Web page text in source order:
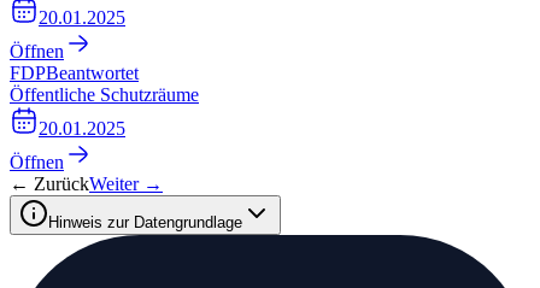
20.01.2025
Öffnen
FDPBeantwortet
Öffentliche Schutzräume
20.01.2025
Öffnen
← ZurückWeiter →
Hinweis zur Datengrundlage